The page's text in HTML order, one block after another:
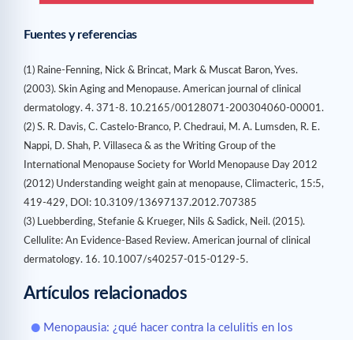
Fuentes y referencias
(1) Raine-Fenning, Nick & Brincat, Mark & Muscat Baron, Yves.
(2003). Skin Aging and Menopause. American journal of clinical
dermatology. 4. 371-8. 10.2165/00128071-200304060-00001 .
(2) S. R. Davis, C. Castelo-Branco, P. Chedraui, M. A. Lumsden, R. E.
Nappi, D. Shah, P. Villaseca & as the Writing Group of the
International Menopause Society for World Menopause Day 2012
(2012) Understanding weight gain at menopause, Climacteric, 15:5,
419-429, DOI: 10.3109/13697137.2012.707385
(3) Luebberding, Stefanie & Krueger, Nils & Sadick, Neil. (2015).
Cellulite: An Evidence-Based Review. American journal of clinical
dermatology. 16. 10.1007/s40257-015-0129-5.
Artículos relacionados
Menopausia: ¿qué hacer contra la celulitis en los